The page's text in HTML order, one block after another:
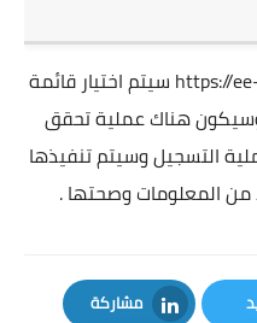
https:// سيتم اختيار قائمة
هناك عملية تحقق
التسجيل وسيتم تنفيذها
من المعلومات وصحتها .
مشاركة